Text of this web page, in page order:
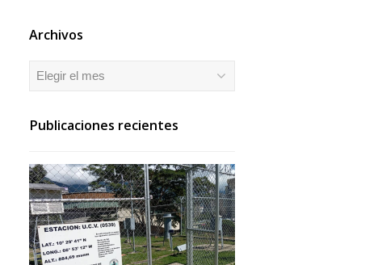
Archivos
Archivos
Publicaciones recientes